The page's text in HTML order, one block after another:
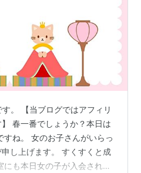
。 【当ブログではアフィリ
春一番でしょうか？本日は
すね。 女のお子さんがいらっ
し上げます。 すくすくと成
も本日女の子が入会されま